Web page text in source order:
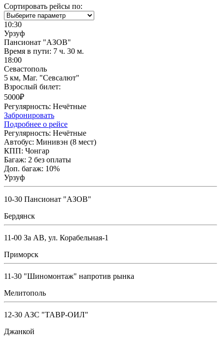
Сортировать рейсы по:
10:30
Урзуф
Пансионат "АЗОВ"
Время в пути: 7 ч. 30 м.
18:00
Севастополь
5 км, Маг. "Севсалют"
Взрослый билет:
5000₽
Регулярность: Нечётные
Забронировать
Подробнее о рейсе
Регулярность: Нечётные
Автобус: Минивэн (8 мест)
КПП: Чонгар
Багаж: 2 без оплаты
Доп. багаж: 10%
Урзуф
10-30 Пансионат "АЗОВ"
Бердянск
11-00 За АВ, ул. Корабельная-1
Приморск
11-30 "Шиномонтаж" напротив рынка
Мелитополь
12-30 АЗС "ТАВР-ОИЛ"
Джанкой